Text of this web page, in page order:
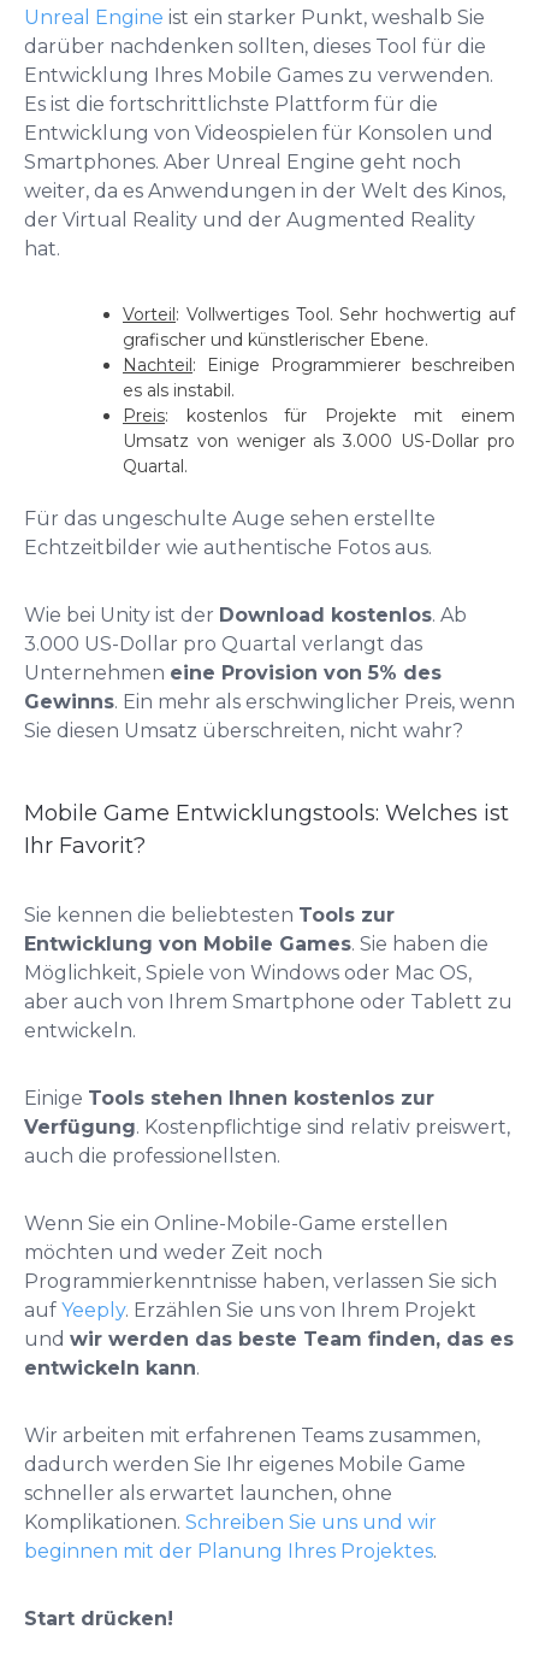
Unreal Engine ist ein starker Punkt, weshalb Sie
darüber nachdenken sollten, dieses Tool für die
Entwicklung Ihres Mobile Games zu verwenden.
Es ist die fortschrittlichste Plattform für die
Entwicklung von Videospielen für Konsolen und
Smartphones. Aber Unreal Engine geht noch
weiter, da es Anwendungen in der Welt des Kinos,
der Virtual Reality und der Augmented Reality
hat.
Vorteil: Vollwertiges Tool. Sehr hochwertig auf
grafischer und künstlerischer Ebene.
Nachteil: Einige Programmierer beschreiben
es als instabil.
Preis: kostenlos für Projekte mit einem
Umsatz von weniger als 3.000 US-Dollar pro
Quartal.
Für das ungeschulte Auge sehen erstellte
Echtzeitbilder wie authentische Fotos aus.
Wie bei Unity ist der Download kostenlos. Ab
3.000 US-Dollar pro Quartal verlangt das
Unternehmen eine Provision von 5% des
Gewinns. Ein mehr als erschwinglicher Preis, wenn
Sie diesen Umsatz überschreiten, nicht wahr?
Mobile Game Entwicklungstools: Welches ist
Ihr Favorit?
Sie kennen die beliebtesten Tools zur
Entwicklung von Mobile Games. Sie haben die
Möglichkeit, Spiele von Windows oder Mac OS,
aber auch von Ihrem Smartphone oder Tablett zu
entwickeln.
Einige Tools stehen Ihnen kostenlos zur
Verfügung. Kostenpflichtige sind relativ preiswert,
auch die professionellsten.
Wenn Sie ein Online-Mobile-Game erstellen
möchten und weder Zeit noch
Programmierkenntnisse haben, verlassen Sie sich
auf Yeeply. Erzählen Sie uns von Ihrem Projekt
und wir werden das beste Team finden, das es
entwickeln kann.
Wir arbeiten mit erfahrenen Teams zusammen,
dadurch werden Sie Ihr eigenes Mobile Game
schneller als erwartet launchen, ohne
Komplikationen. Schreiben Sie uns und wir
beginnen mit der Planung Ihres Projektes.
Start drücken!